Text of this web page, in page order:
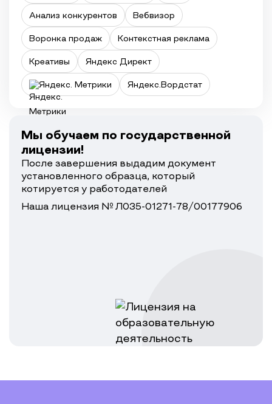
Анализ конкурентов Вебвизор
Воронка продаж Контекстная реклама
Креативы Яндекс Директ
Яндекс. Метрики Яндекс.Вордстат
Мы обучаем по государственной
лицензии!
После завершения выдадим документ
установленного образца, который
котируется у работодателей
Наша лицензия № Л035-01271-78/00177906